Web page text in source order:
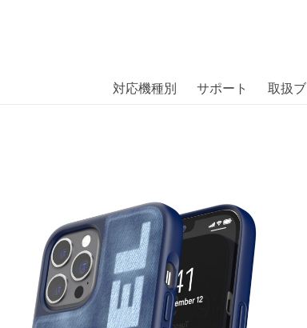
本では珍しい「海外ブランド」をはじめ「ユニー
対応機種別 サポート 取扱